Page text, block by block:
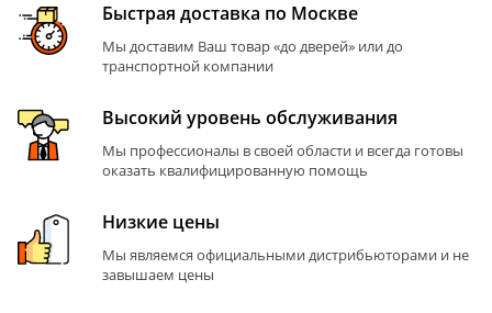
Быстрая доставка по Москве
Мы доставим Ваш товар «до дверей» или до
транспортной компании
Высокий уровень обслуживания
Мы профессионалы в своей области и всегда готовы
оказать квалифицированную помощь
Низкие цены
Мы являемся официальными дистрибьюторами и не
завышаем цены